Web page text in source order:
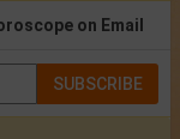
on Email
SUBSCRIBE